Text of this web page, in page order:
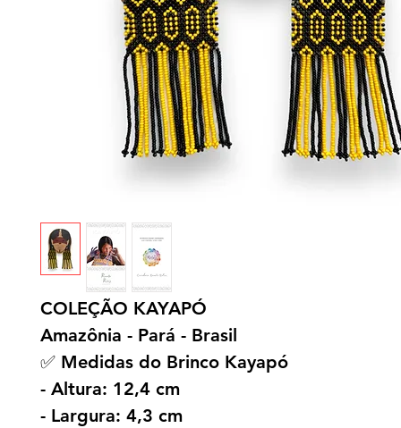
COLEÇÃO KAYAPÓ
Amazônia - Pará - Brasil
✅ Medidas do Brinco Kayapó
- Altura: 12,4 cm
- Largura: 4,3 cm